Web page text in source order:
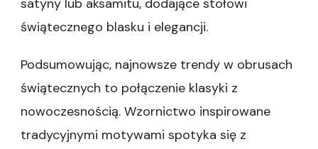
satyny lub aksamitu, dodające stołowi
świątecznego blasku i elegancji.
Podsumowując, najnowsze trendy w obrusach
świątecznych to połączenie klasyki z
nowoczesnością. Wzornictwo inspirowane
tradycyjnymi motywami spotyka się z